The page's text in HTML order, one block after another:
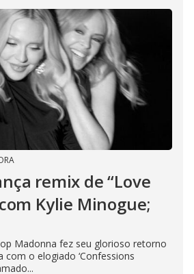
remix de “Love
Kylie Minogue;
Madonna fez seu glorioso retorno
com o elogiado ‘Confessions